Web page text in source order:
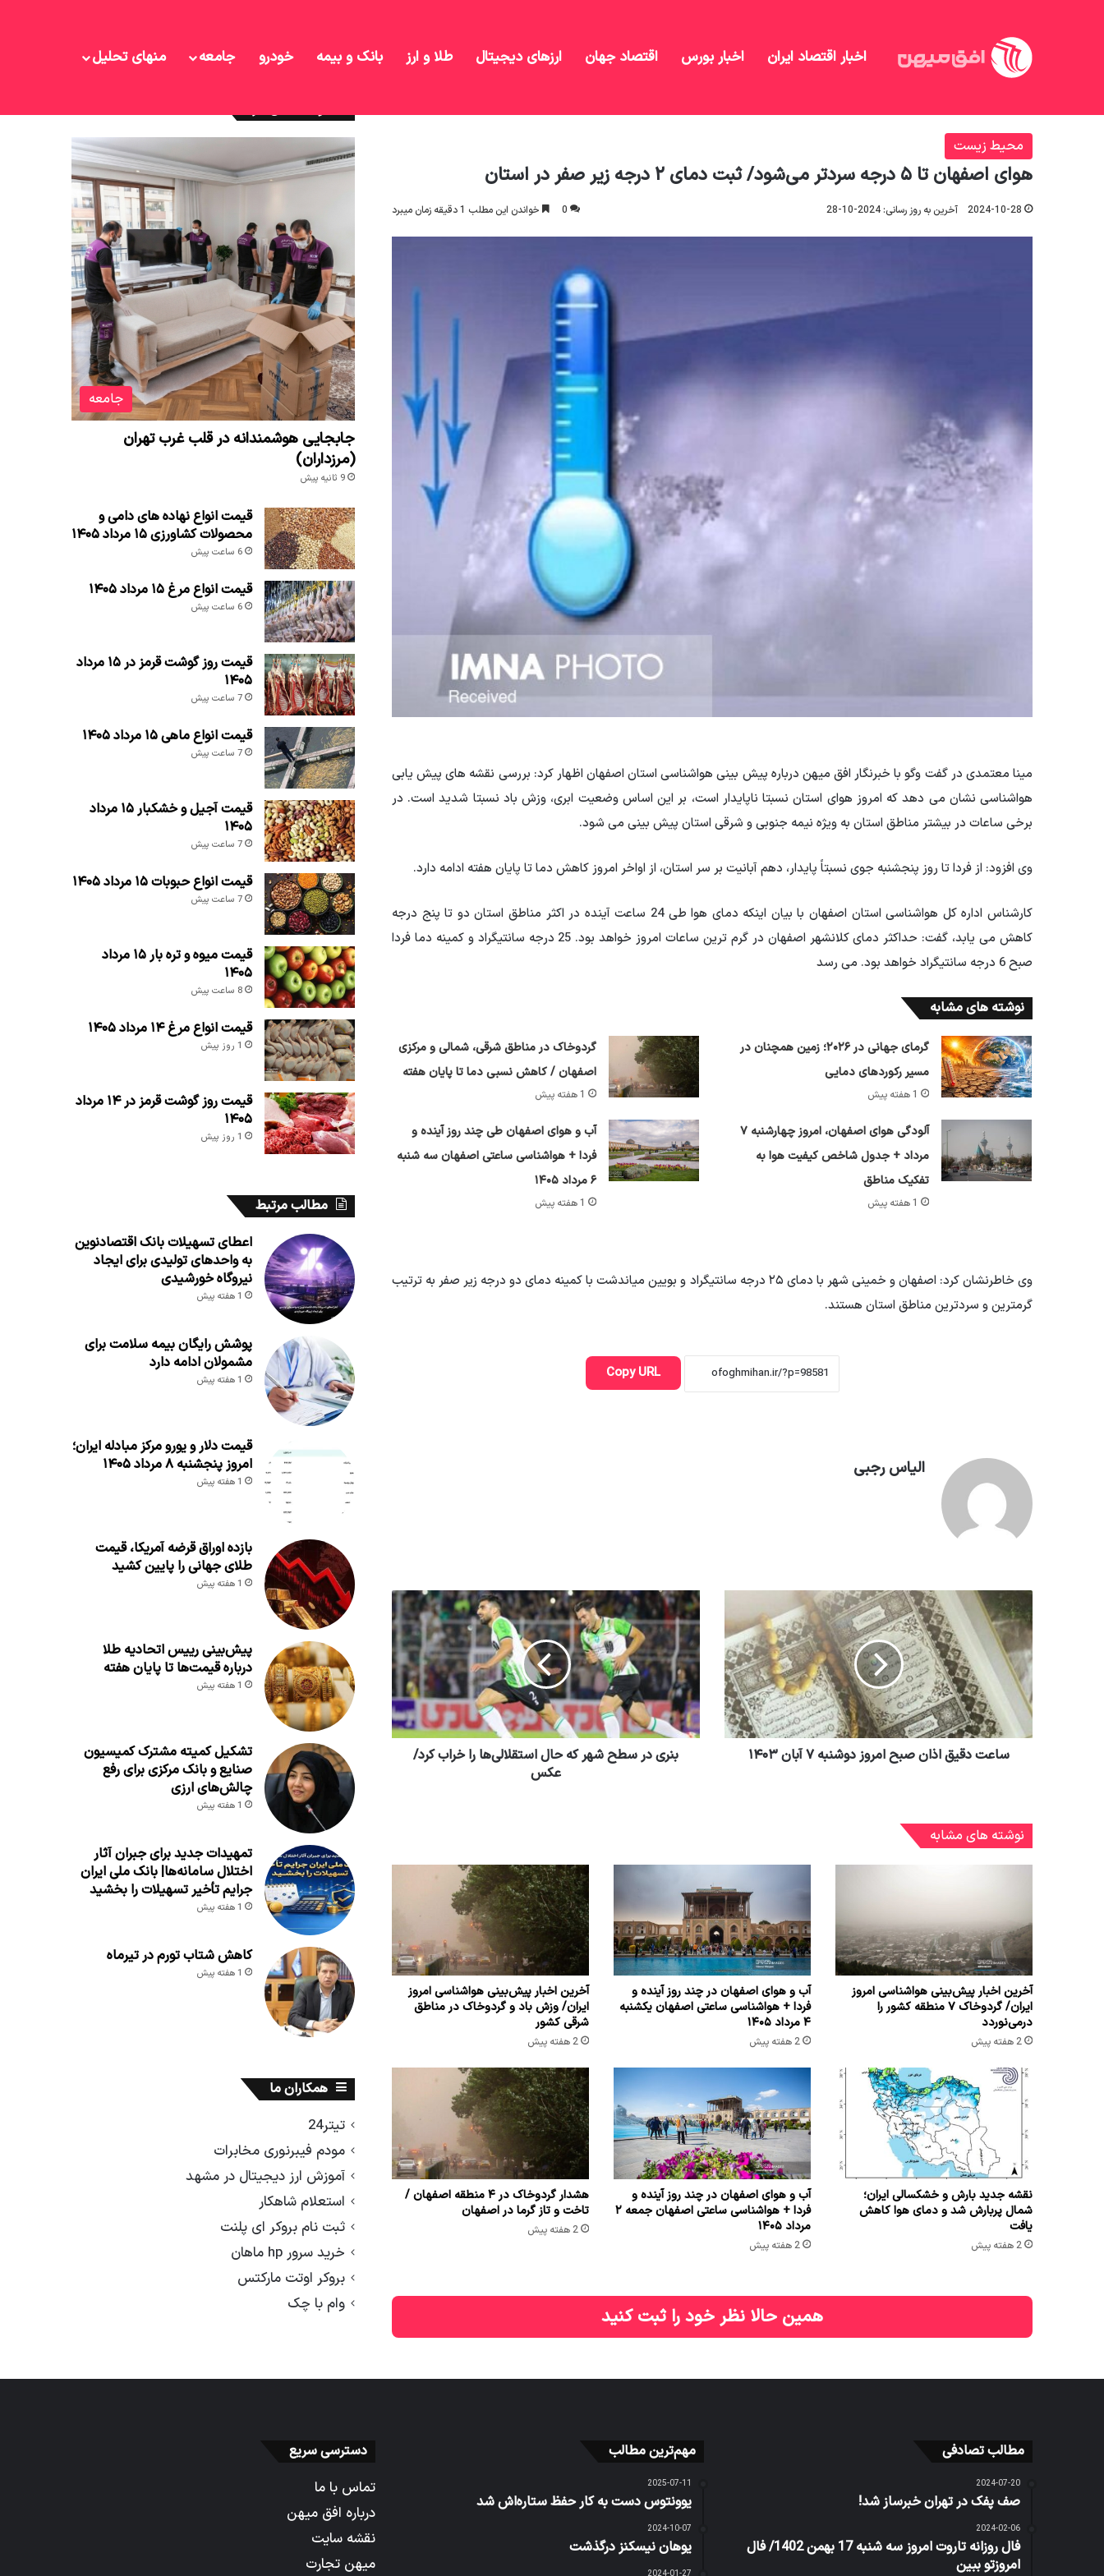
اخبار اقتصاد ایران اخبار بورس اقتصاد جهان ارزهای دیجیتال طلا و ارز بانک و بیمه خودرو جامعه منهای تحلیل
محیط زیست
هوای اصفهان تا ۵ درجه سردتر می‌شود/ ثبت دمای ۲ درجه زیر صفر در استان
2024-10-28 آخرین به روز رسانی: 2024-10-28 0 خواندن این مطلب 1 دقیقه زمان میبرد
مینا معتمدی در گفت وگو با خبرنگار افق میهن درباره پیش بینی هواشناسی استان اصفهان اظهار کرد: بررسی نقشه های پیش یابی
هواشناسی نشان می دهد که امروز هوای استان نسبتا ناپایدار است، بر این اساس وضعیت ابری، وزش باد نسبتا شدید است. در
برخی ساعات در بیشتر مناطق استان به ویژه نیمه جنوبی و شرقی استان پیش بینی می شود.
وی افزود: از فردا تا روز پنجشنبه جوی نسبتاً پایدار، دهم آبانیت بر سر استان، از اواخر امروز کاهش دما تا پایان هفته ادامه دارد.
کارشناس اداره کل هواشناسی استان اصفهان با بیان اینکه دمای هوا طی 24 ساعت آینده در اکثر مناطق استان دو تا پنج درجه
کاهش می یابد، گفت: حداکثر دمای کلانشهر اصفهان در گرم ترین ساعات امروز خواهد بود. 25 درجه سانتیگراد و کمینه دما فردا
صبح 6 درجه سانتیگراد خواهد بود. می رسد
نوشته های مشابه
گرمای جهانی در ۲۰۲۶؛ زمین همچنان در
مسیر رکوردهای دمایی
1 هفته پیش
گردوخاک در مناطق شرقی، شمالی و مرکزی
اصفهان / کاهش نسبی دما تا پایان هفته
1 هفته پیش
آلودگی هوای اصفهان، امروز چهارشنبه ۷
مرداد + جدول شاخص کیفیت هوا به
تفکیک مناطق
1 هفته پیش
آب و هوای اصفهان طی چند روز آینده و
فردا + هواشناسی ساعتی اصفهان سه شنبه
۶ مرداد ۱۴۰۵
1 هفته پیش
وی خاطرنشان کرد: اصفهان و خمینی شهر با دمای ۲۵ درجه سانتیگراد و بویین میاندشت با کمینه دمای دو درجه زیر صفر به ترتیب
گرمترین و سردترین مناطق استان هستند.
Copy URL
الیاس رجبی
ساعت دقیق اذان صبح امروز دوشنبه ۷ آبان ۱۴۰۳
بنری در سطح شهر که حال استقلالی‌ها را خراب کرد/
عکس
نوشته های مشابه
آخرین اخبار پیش‌بینی هواشناسی امروز
ایران/ گردوخاک ۷ منطقه کشور را
درمی‌نوردد
2 هفته پیش
آب و هوای اصفهان در چند روز آینده و
فردا + هواشناسی ساعتی اصفهان یکشنبه
۴ مرداد ۱۴۰۵
2 هفته پیش
آخرین اخبار پیش‌بینی هواشناسی امروز
ایران/ وزش باد و گردوخاک در مناطق
شرقی کشور
2 هفته پیش
نقشه جدید بارش و خشکسالی ایران؛
شمال پربارش شد و دمای هوا کاهش
یافت
2 هفته پیش
آب و هوای اصفهان در چند روز آینده و
فردا + هواشناسی ساعتی اصفهان جمعه ۲
مرداد ۱۴۰۵
2 هفته پیش
هشدار گردوخاک در ۴ منطقه اصفهان /
تاخت و تاز گرما در اصفهان
2 هفته پیش
همین حالا نظر خود را ثبت کنید
جامعه
جابجایی هوشمندانه در قلب غرب تهران
(مرزداران)
9 ثانیه پیش
قیمت انواع نهاده های دامی و
محصولات کشاورزی ۱۵ مرداد ۱۴۰۵
6 ساعت پیش
قیمت انواع مرغ ۱۵ مرداد ۱۴۰۵
6 ساعت پیش
قیمت روز گوشت قرمز در ۱۵ مرداد
۱۴۰۵
7 ساعت پیش
قیمت انواع ماهی ۱۵ مرداد ۱۴۰۵
7 ساعت پیش
قیمت آجیل و خشکبار ۱۵ مرداد
۱۴۰۵
7 ساعت پیش
قیمت انواع حبوبات ۱۵ مرداد ۱۴۰۵
7 ساعت پیش
قیمت میوه و تره بار ۱۵ مرداد
۱۴۰۵
8 ساعت پیش
قیمت انواع مرغ ۱۴ مرداد ۱۴۰۵
1 روز پیش
قیمت روز گوشت قرمز در ۱۴ مرداد
۱۴۰۵
1 روز پیش
مطالب مرتبط
اعطای تسهیلات بانک اقتصادنوین
به واحدهای تولیدی برای ایجاد
نیروگاه خورشیدی
1 هفته پیش
پوشش رایگان بیمه سلامت برای
مشمولان ادامه دارد
1 هفته پیش
قیمت دلار و یورو مرکز مبادله ایران؛
امروز پنجشنبه ۸ مرداد ۱۴۰۵
1 هفته پیش
بازده اوراق قرضه آمریکا، قیمت
طلای جهانی را پایین کشید
1 هفته پیش
پیش‌بینی رییس اتحادیه طلا
درباره قیمت‌ها تا پایان هفته
1 هفته پیش
تشکیل کمیته مشترک کمیسیون
صنایع و بانک مرکزی برای رفع
چالش‌های ارزی
1 هفته پیش
تمهیدات جدید برای جبران آثار
اختلال سامانه‌ها| بانک ملی ایران
جرایم تأخیر تسهیلات را بخشید
1 هفته پیش
کاهش شتاب تورم در تیرماه
1 هفته پیش
همکاران ما
تیتر24
مودم فیبرنوری مخابرات
آموزش ارز دیجیتال در مشهد
استعلام شاهکار
ثبت نام بروکر ای پلنت
خرید سرور hp ماهان
بروکر اوتت مارکتس
وام با چک
مطالب تصادفی
2024-07-20
صف پفک در تهران خبرساز شد!
2024-02-06
فال روزانه تاروت امروز سه شنبه 17 بهمن 1402/ فال
امروزتو ببین
مهم‌ترین مطالب
2025-07-11
یوونتوس دست به کار حفظ ستاره‌اش شد
2024-10-07
یوهان نیسکنز درگذشت
دسترسی سریع
تماس با ما
درباره افق میهن
نقشه سایت
میهن تجارت